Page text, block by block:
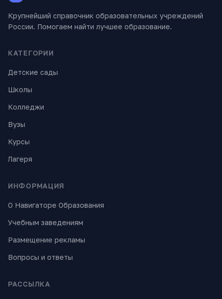
Крупнейший справочник образовательных учреждений
России. Помогаем найти лучшее образование.
КАТЕГОРИИ
Детские сады
Школы
Колледжи
Вузы
Курсы
Лагеря
ИНФОРМАЦИЯ
О Навигаторе Образования
Учебным заведениям
Размещение рекламы
Вопросы и ответы
РАССЫЛКА